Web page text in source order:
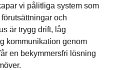
vi pålitliga system som
och
är trygg drift, låg
kommunikation genom
en bekymmersfri lösning